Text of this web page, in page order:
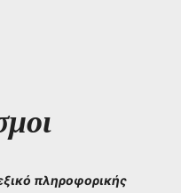
πληροφορικής